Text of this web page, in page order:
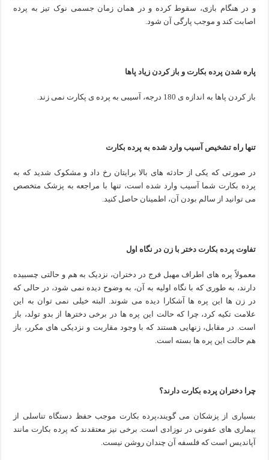
و در هنگام بازی، سقوط کرده و در همان زمان جسمی نوک تیز به پرده
اصابت کند و موجب پارگی آن شود.
پاره شدن پرده بکارت و باز کردن زیاد پاها
باز کردن پاها به اندازه ی 180 درجه، آسیبی به پرده ی پکارت نمی زند.
تنها راه تشخیص آسیب وارد شده به پرده بکارت
در صورتی که یکی از حادثه های بالا برایتان رخ داد و مشکوک شدید که به
پرده بکارت شما آسیب وارد شده است، تنها با مراجعه به پزشک متخصص
می توانید از سالم بودن آن، اطمینان حاصل کنید.
تفاوت پرده بکارت دختر با زن در نگاه اول
معمولاً پره های اطراف مهبل فرج در دختران، نزدیک به هم و حالتی چسبیده
دارند، به طوری که با نگاه اولیه به آن، به وضوح دیده نمی شود، در حالی که
در زن ها این پره ها آشکارا دیده می شوند. البته خیلی نمی توان به این
علامت تکیه کرد، چرا که حالت این پره ها در برخی دخترها از بدو تولد، باز
است. در مقابل، زنهایی هستند که با وجود مقاربت و نزدیکی های مکرر، باز
هم حالت این پره ها بسته است.
چرا دختران پرده بکارت دارند؟
بسیاری از پزشکان می گویند،پرده بکارت موجب حفظ دستگاه تناسلی از
بیماری های عفونی در نوزادی است. برخی نیز معتقدند که پرده بکارت مانند
آپاندیس است که فلسفه آن چندان روشن نیست.